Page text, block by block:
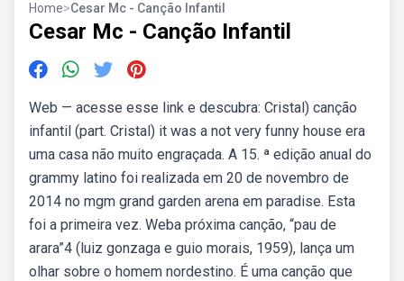
Home>Cesar Mc - Canção Infantil
Cesar Mc - Canção Infantil
Web — acesse esse link e descubra: Cristal) canção
infantil (part. Cristal) it was a not very funny house era
uma casa não muito engraçada. A 15. ª edição anual do
grammy latino foi realizada em 20 de novembro de
2014 no mgm grand garden arena em paradise. Esta
foi a primeira vez. Weba próxima canção, “pau de
arara”4 (luiz gonzaga e guio morais, 1959), lança um
olhar sobre o homem nordestino. É uma canção que